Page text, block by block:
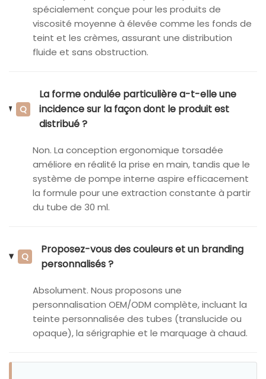
spécialement conçue pour les produits de
viscosité moyenne à élevée comme les fonds de
teint et les crèmes, assurant une distribution
fluide et sans obstruction.
Q
La forme ondulée particulière a-t-elle une
incidence sur la façon dont le produit est
distribué ?
Non. La conception ergonomique torsadée
améliore en réalité la prise en main, tandis que le
système de pompe interne aspire efficacement
la formule pour une extraction constante à partir
du tube de 30 ml.
Q
Proposez-vous des couleurs et un branding
personnalisés ?
Absolument. Nous proposons une
personnalisation OEM/ODM complète, incluant la
teinte personnalisée des tubes (translucide ou
opaque), la sérigraphie et le marquage à chaud.